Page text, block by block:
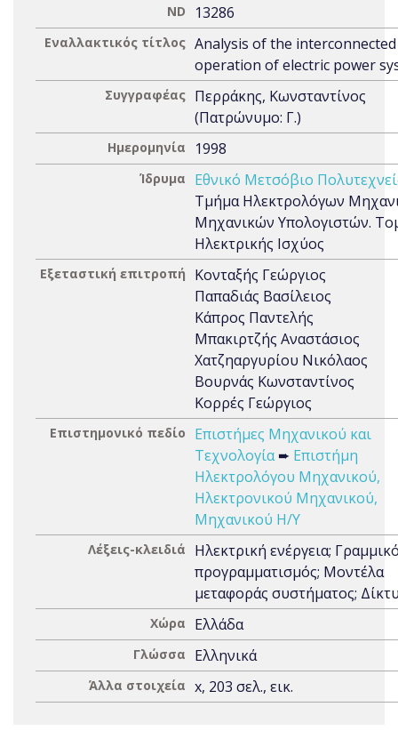
ND 13286
Εναλλακτικός τίτλος Analysis of the interconnected
operation of electric power
Συγγραφέας Περράκης, Κωνσταντίνος
(Πατρώνυμο: Γ.)
Ημερομηνία 1998
Ίδρυμα
Εθνικό Μετσόβιο
Τμήμα Ηλεκτρολόγων
Μηχανικών Υπολογιστών.
Ηλεκτρικής Ισχύος
Εξεταστική επιτροπή
Κονταξής Γεώργιος
Παπαδιάς Βασίλειος
Κάπρος Παντελής
Μπακιρτζής Αναστάσιος
Χατζηαργυρίου Νικόλαος
Βουρνάς Κωνσταντίνος
Κορρές Γεώργιος
Επιστημονικό πεδίο
Επιστήμες Μηχανικού και
Τεχνολογία➨ Επιστήμη
Ηλεκτρολόγου Μηχανικού,
Ηλεκτρονικού Μηχανικού,
Μηχανικού Η/Υ
Λέξεις-κλειδιά
Ηλεκτρική ενέργεια;
προγραμματισμός; Μοντέλα
μεταφοράς συστήματος;
Χώρα Ελλάδα
Γλώσσα Ελληνικά
Άλλα στοιχεία x, 203 σελ., εικ.